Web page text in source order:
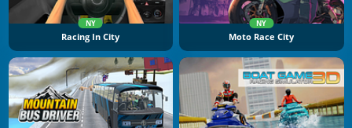
NY
Racing In City
NY
Moto Race City